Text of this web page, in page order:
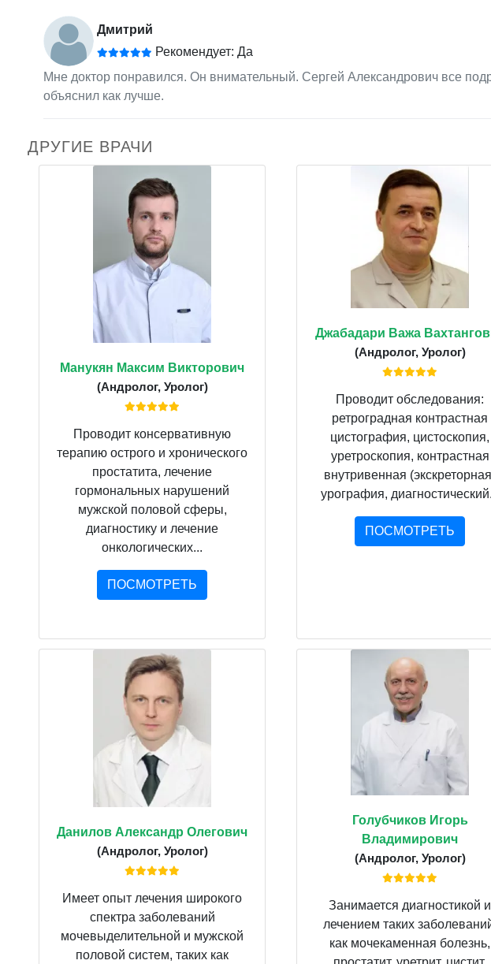
Дмитрий
Рекомендует: Да
Мне доктор понравился. Он внимательный. Сергей Александрович все
объяснил как лучше.
ДРУГИЕ ВРАЧИ
Манукян Максим Викторович
(Андролог, Уролог)
Проводит консервативную
терапию острого и хронического
простатита, лечение
гормональных нарушений
мужской половой сферы,
диагностику и лечение
онкологических...
ПОСМОТРЕТЬ
Джабадари Важа
(Андролог, Уролог)
Проводит обследования:
ретроградная контрастная
цистография, цистоскопия,
уретроскопия, контрастная
внутривенная
урография,
ПОСМОТРЕТЬ
Данилов Александр Олегович
(Андролог, Уролог)
Имеет опыт лечения широкого
спектра заболеваний
мочевыделительной и мужской
половой систем, таких как
Голубчиков Игорь
Владимирович
(Андролог, Уролог)
Занимается диагностикой и
лечением таких
как мочекаменная болезнь,